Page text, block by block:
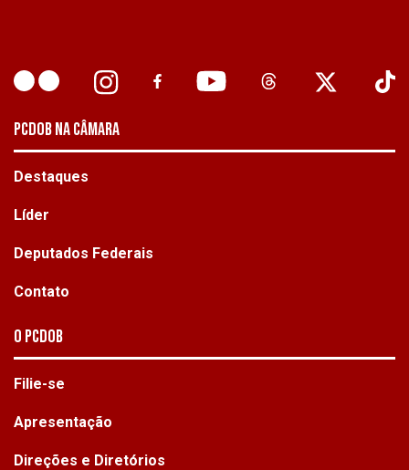
PCDOB NA CÂMARA
Destaques
Líder
Deputados Federais
Contato
O PCdoB
Filie-se
Apresentação
Direções e Diretórios